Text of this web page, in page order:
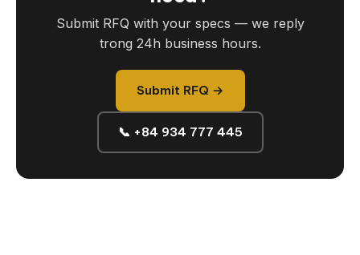
Submit RFQ with your specs — we reply
trong 24h business hours.
Submit RFQ →
📞 +84 934 777 445